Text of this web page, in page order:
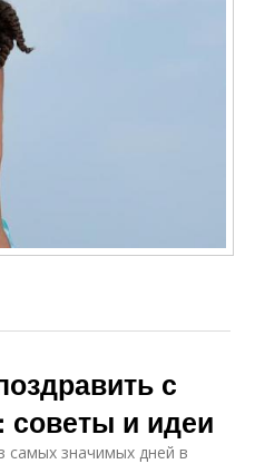
с
и идеи
самых значимых дней в